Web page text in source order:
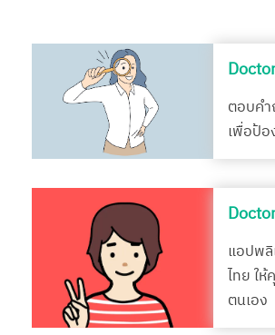
ตอบค
เพื่อป้อ
แอปพ
ไทย ใ
ตนเอง